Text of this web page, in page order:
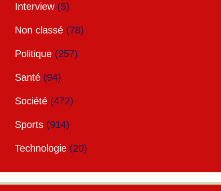
Interview(5)
Non classé (78)
Politique (257)
Santé (94)
Société (472)
Sports (914)
Technologie (20)